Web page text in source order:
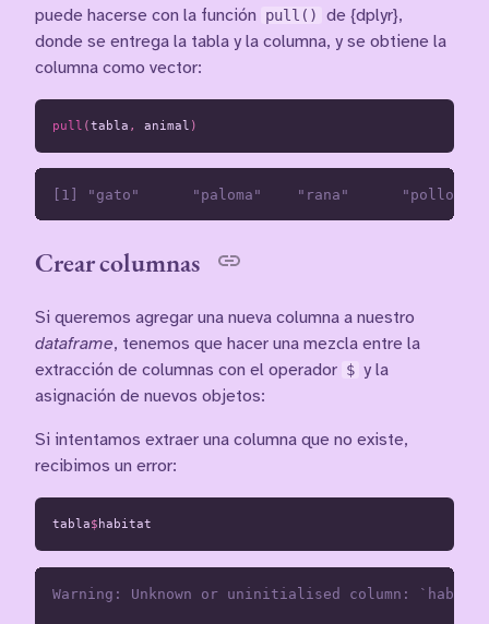
puede hacerse con la función
pull()
de {dplyr},
donde se entrega la tabla y la columna, y se obtiene la
columna como vector:
pull (tabla , animal )
Crear columnas
Si queremos agregar una nueva columna a nuestro
dataframe, tenemos que hacer una mezcla entre la
extracción de columnas con el operador $ y la
asignación de nuevos objetos:
Si intentamos extraer una columna que no existe,
recibimos un error:
tabla$ habitat
Warning: Unknown or uninitialised column: